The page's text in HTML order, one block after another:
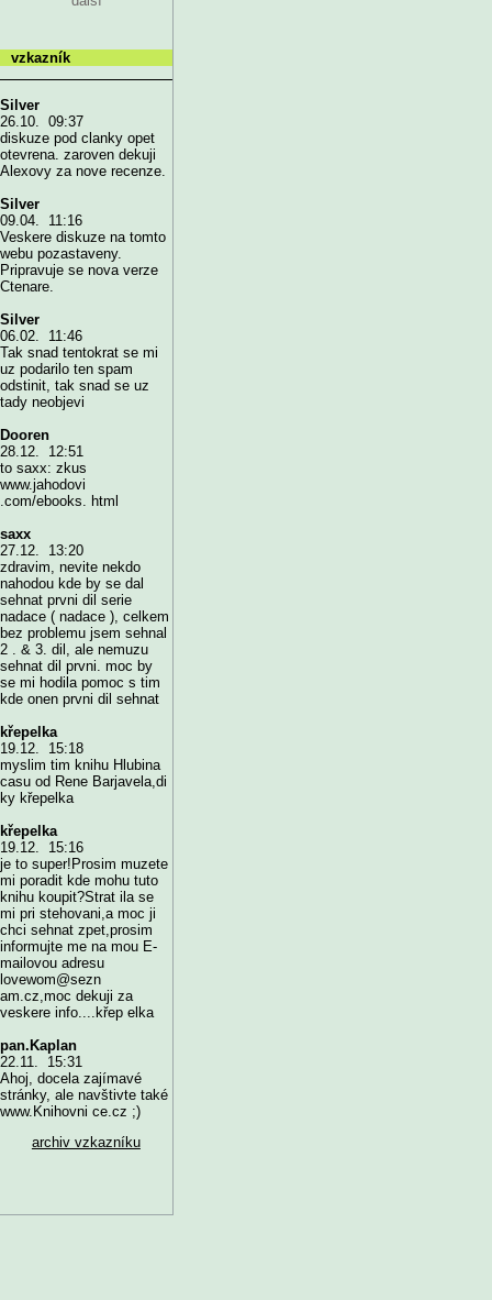
vzkazník
Silver
26.10. 09:37
diskuze pod clanky opet
otevrena. zaroven dekuji
Alexovy za nove recenze.
Silver
09.04. 11:16
Veskere diskuze na tomto
webu pozastaveny.
Pripravuje se nova verze
Ctenare.
Silver
06.02. 11:46
Tak snad tentokrat se mi
uz podarilo ten spam
odstinit, tak snad se uz
tady neobjevi
Dooren
28.12. 12:51
to saxx: zkus
www.jahodovi
.com/ebooks. html
saxx
27.12. 13:20
zdravim, nevite nekdo
nahodou kde by se dal
sehnat prvni dil serie
nadace ( nadace ), celkem
bez problemu jsem sehnal
2 . & 3. dil, ale nemuzu
sehnat dil prvni. moc by
se mi hodila pomoc s tim
kde onen prvni dil sehnat
křepelka
19.12. 15:18
myslim tim knihu Hlubina
casu od Rene Barjavela,di
ky křepelka
křepelka
19.12. 15:16
je to super!Prosim muzete
mi poradit kde mohu tuto
knihu koupit?Strat ila se
mi pri stehovani,a moc ji
chci sehnat zpet,prosim
informujte me na mou E-
mailovou adresu
lovewom@sezn
am.cz,moc dekuji za
veskere info....křep elka
pan.Kaplan
22.11. 15:31
Ahoj, docela zajímavé
stránky, ale navštivte také
www.Knihovni ce.cz ;)
archiv vzkazníku